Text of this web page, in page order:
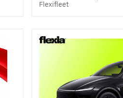
Flexifleet